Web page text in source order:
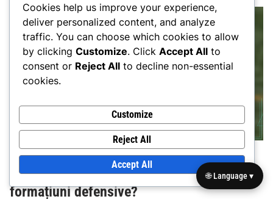
Cum se compară apărarea 4-2 cu alte
formațiuni defensive?
Cookies help us improve your experience,
deliver personalized content, and analyze
traffic. You can choose which cookies to allow
by clicking Customize. Click Accept All to
consent or Reject All to decline non-essential
cookies.
Customize
Reject All
Accept All
🌐 Language ▾